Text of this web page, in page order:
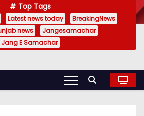
Top Tags
Latest news today
BreakingNews
news
Jangesamachar
Jang E Samachar